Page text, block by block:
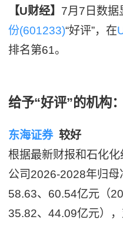
【U财经】 7月7日数据
份(601233)“好评”，在
排名第61。
给予“好评”的机构
东海证券较好
根据最新财报和石化
公司2026-2028年归母
58.63、60.54亿元（
35.82、44.09亿元）